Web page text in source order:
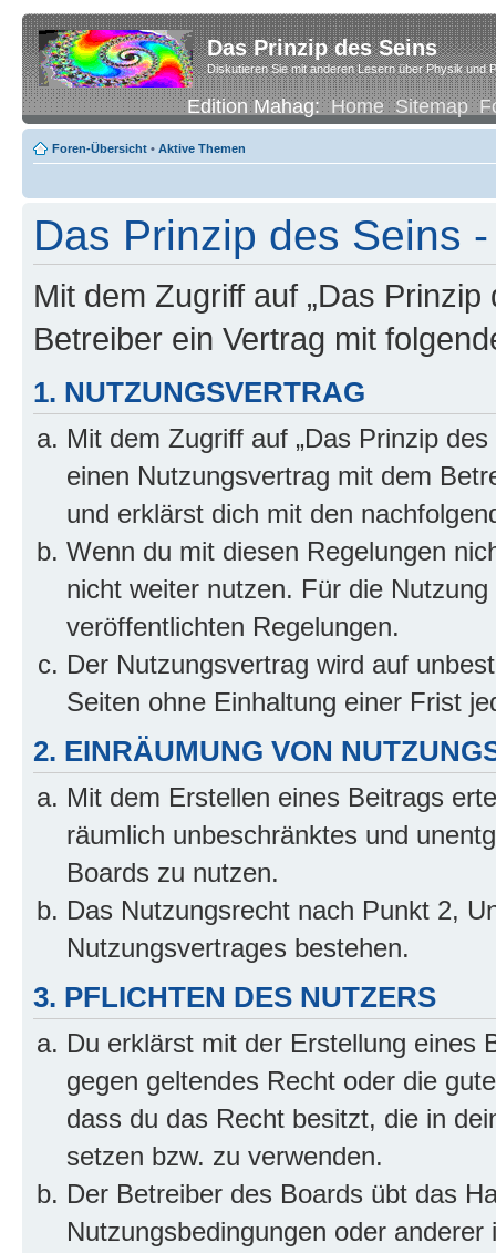
Das Prinzip des Seins
Diskutieren Sie mit anderen Lesern über Physik und
Edition Mahag:Home Sitemap
Foren-Übersicht • Aktive Themen
Das Prinzip des Seins
Mit dem Zugriff auf „Das
Betreiber ein Vertrag mit
1. NUTZUNGSVERTRAG
Mit dem Zugriff auf „Das Prinzip
einen Nutzungsvertrag mit dem
und erklärst dich mit den
Wenn du mit diesen Regelungen
nicht weiter nutzen. Für die
veröffentlichten Regelungen.
Der Nutzungsvertrag wird auf
Seiten ohne Einhaltung einer Frist
2. EINRÄUMUNG VON
Mit dem Erstellen eines Beitrags
räumlich unbeschränktes und
Boards zu nutzen.
Das Nutzungsrecht nach Punkt 2,
Nutzungsvertrages bestehen.
3. PFLICHTEN DES NUTZERS
Du erklärst mit der Erstellung eines
gegen geltendes Recht oder die
dass du das Recht besitzt, die in
setzen bzw. zu verwenden.
Der Betreiber des Boards übt das
Nutzungsbedingungen oder